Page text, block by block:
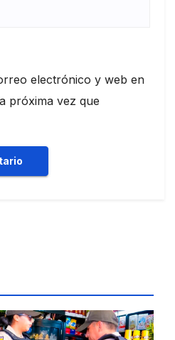
electrónico y web en
próxima vez que